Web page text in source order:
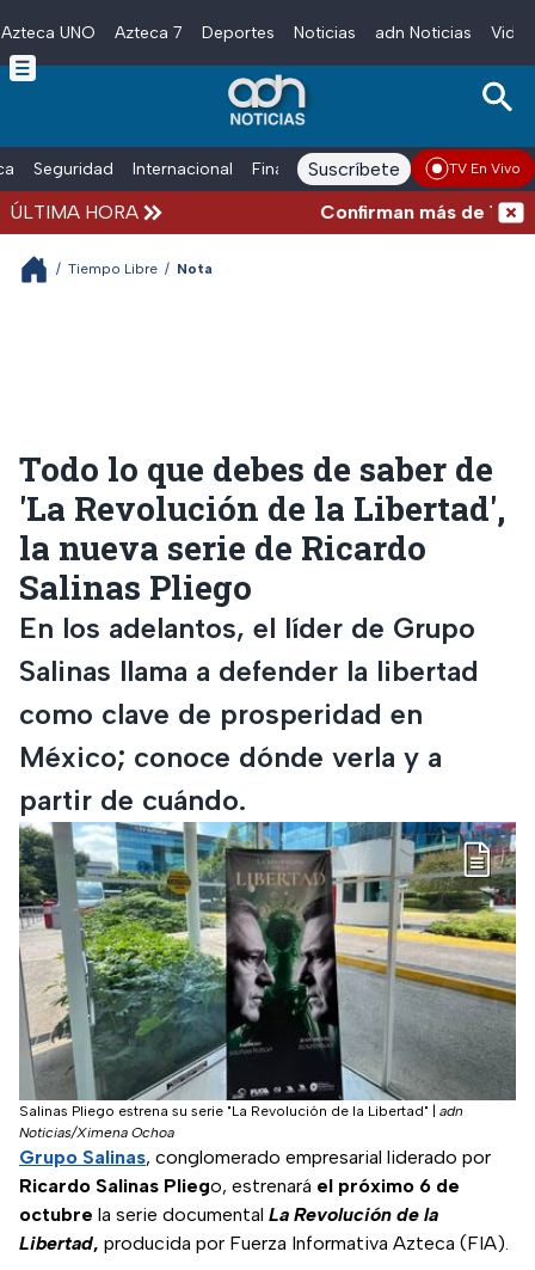
Skip to main content
Azteca UNO Azteca 7 Deportes Noticias adn Noticias
Seguridad Internacional Finanzas adn Noticias Radio
Suscríbete TV En Vivo
ÚLTIMA HORA Confirman más de 100
/ Tiempo Libre / Nota
Todo lo que debes de saber de
'La Revolución de la Libertad',
la nueva serie de Ricardo
Salinas Pliego
En los adelantos, el líder de Grupo
Salinas llama a defender la libertad
como clave de prosperidad en
México; conoce dónde verla y a
partir de cuándo.
Salinas Pliego estrena su serie "La Revolución de la Libertad"
adn
Noticias/Ximena Ochoa
Grupo Salinas, conglomerado empresarial liderado por
Ricardo Salinas Pliego, estrenará el próximo 6 de
octubre la serie documental La Revolución de la
Libertad, producida por Fuerza Informativa Azteca (FIA).